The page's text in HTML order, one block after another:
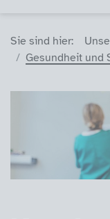
Sie sind hier
Sie sind hier:
Gesundheit und